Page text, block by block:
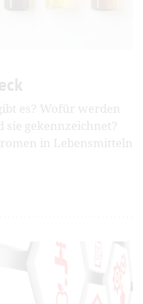
es? Wofür werden
sie gekennzeichnet?
in Lebensmitteln